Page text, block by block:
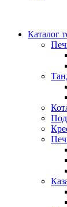
Каталог